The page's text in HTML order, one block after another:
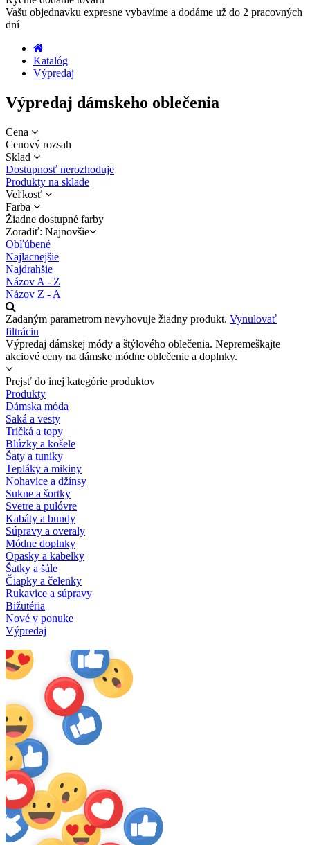
Vašu objednavku expresne vybavíme a dodáme už do 2 pracovných
dní
Katalóg
Výpredaj
Výpredaj dámskeho oblečenia
Cena
Cenový rozsah
Sklad
Dostupnosť nerozhoduje
Produkty na sklade
Veľkosť
Farba
Žiadne dostupné farby
Zoradiť: Najnovšie
Obľúbené
Najlacnejšie
Najdrahšie
Názov A - Z
Názov Z - A
Zadaným parametrom nevyhovuje žiadny produkt. Vynulovať
filtráciu
Výpredaj dámskej módy a štýlového oblečenia. Nepremeškajte
akciové ceny na dámske módne oblečenie a doplnky.
Prejsť do inej kategórie produktov
Produkty
Dámska móda
Saká a vesty
Tričká a topy
Blúzky a košele
Šaty a tuniky
Tepláky a mikiny
Nohavice a džínsy
Sukne a šortky
Svetre a pulóvre
Kabáty a bundy
Súpravy a overaly
Módne doplnky
Opasky a kabelky
Šatky a šále
Čiapky a čelenky
Rukavice a súpravy
Bižutéria
Nové v ponuke
Výpredaj